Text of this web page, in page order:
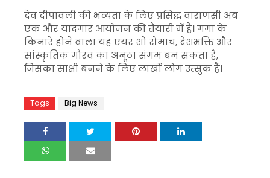
देव दीपावली की भव्यता के लिए प्रसिद्ध वाराणसी अब
एक और यादगार आयोजन की तैयारी में है। गंगा के
किनारे होने वाला यह एयर शो रोमांच, देशभक्ति और
सांस्कृतिक गौरव का अनूठा संगम बन सकता है,
जिसका साक्षी बनने के लिए लाखों लोग उत्सुक हैं।
Tags Big News